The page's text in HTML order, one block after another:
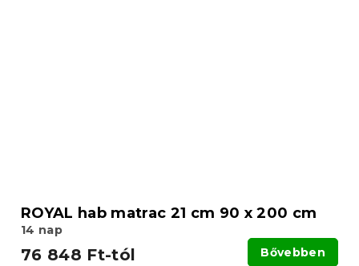
ROYAL hab matrac 21 cm 90 x 200 cm
14 nap
76 848 Ft-tól Bővebben